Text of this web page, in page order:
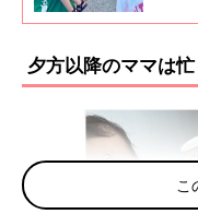
に生
らス
記」
ん、
聞い
間を
夕方以降のママは
こ